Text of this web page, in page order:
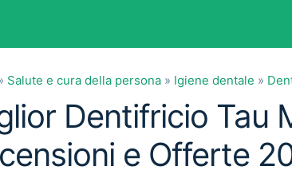
Salute e cura della persona » Igiene dentale »
Dentifricio Tau
e Offerte